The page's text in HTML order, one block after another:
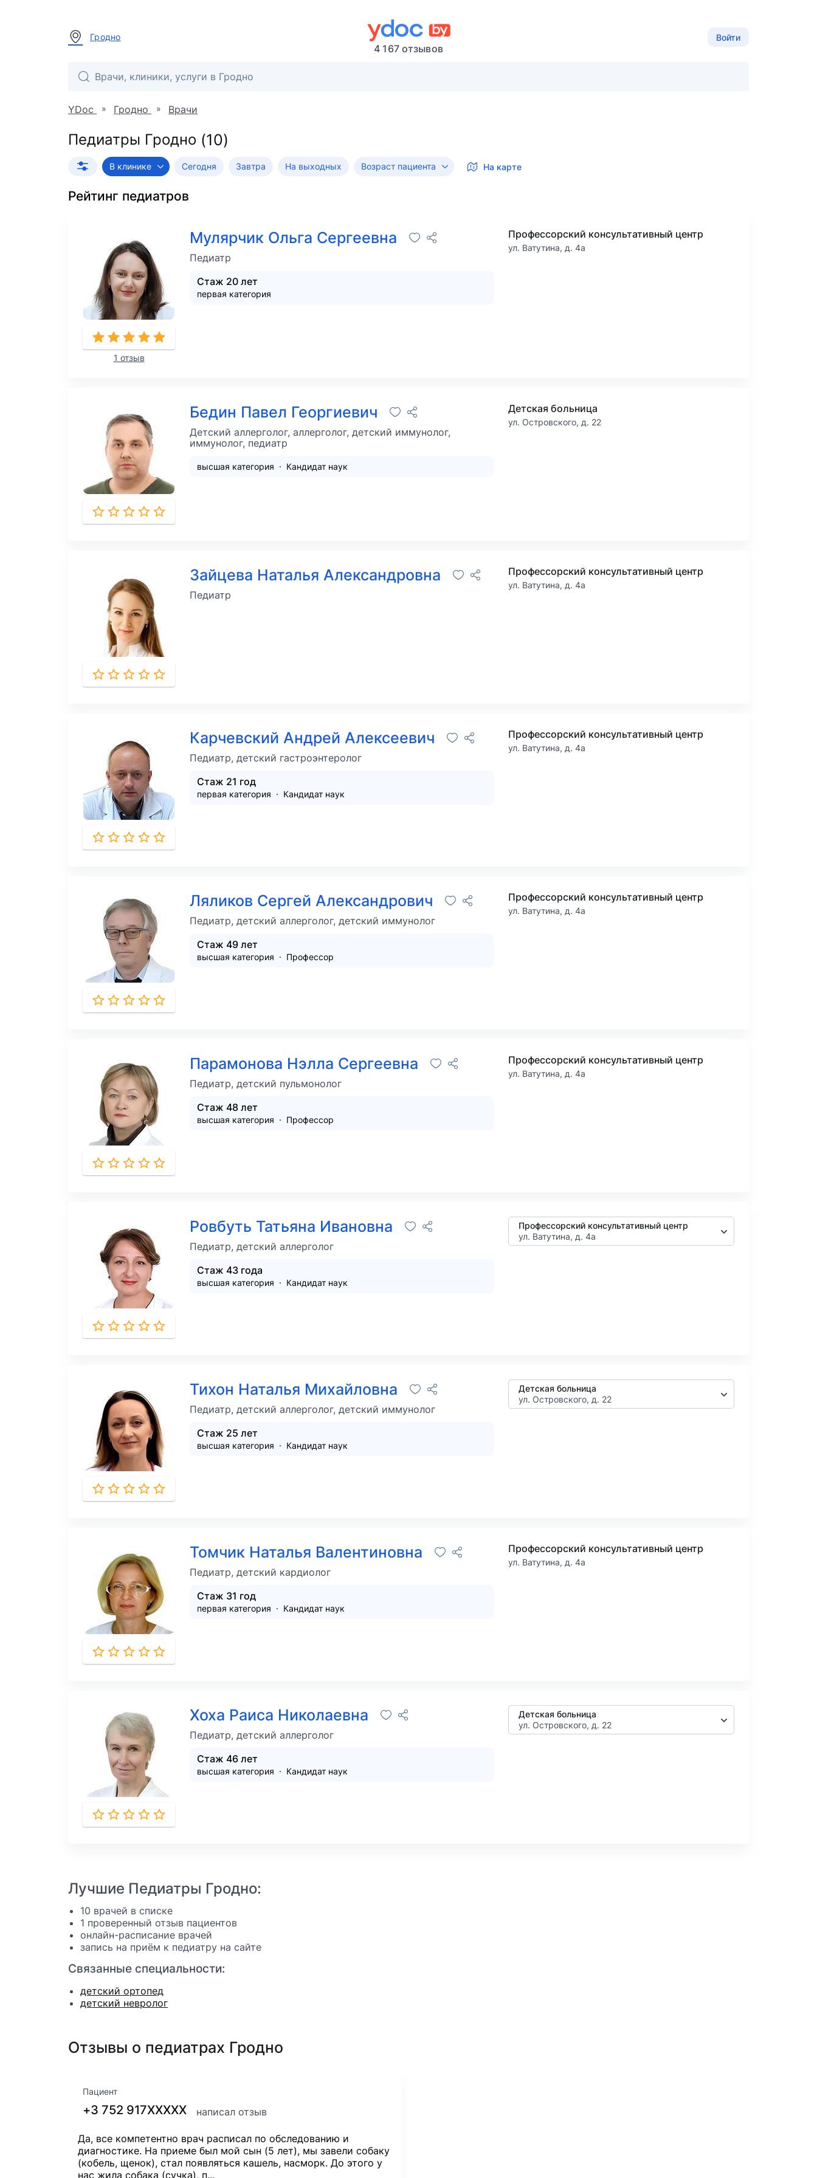
Гродно
4 167 отзывов
Войти
YDoc » Гродно » Врачи
Педиатры Гродно
В клинике Сегодня Завтра На выходных Возраст пациента На карте
Рейтинг педиатров
1 отзыв
Мулярчик Ольга Сергеевна
Педиатр
Стаж 20 лет
первая категория
Профессорский консультативный центр
ул. Ватутина, д. 4а
Бедин Павел Георгиевич
Детский аллерголог, аллерголог, детский иммунолог,
иммунолог, педиатр
высшая категория Кандидат наук
Детская больница
ул. Островского, д. 22
Зайцева Наталья Александровна
Педиатр
Профессорский консультативный центр
ул. Ватутина, д. 4а
Карчевский Андрей Алексеевич
Педиатр, детский гастроэнтеролог
Стаж 21 год
первая категория Кандидат наук
Профессорский консультативный центр
ул. Ватутина, д. 4а
Ляликов Сергей Александрович
Педиатр, детский аллерголог, детский иммунолог
Стаж 49 лет
высшая категория Профессор
Профессорский консультативный центр
ул. Ватутина, д. 4а
Парамонова Нэлла Сергеевна
Педиатр, детский пульмонолог
Стаж 48 лет
высшая категория Профессор
Профессорский консультативный центр
ул. Ватутина, д. 4а
Ровбуть Татьяна Ивановна
Педиатр, детский аллерголог
Стаж 43 года
высшая категория Кандидат наук
Профессорский консультативный центр
ул. Ватутина, д. 4а
Тихон Наталья Михайловна
Педиатр, детский аллерголог, детский иммунолог
Стаж 25 лет
высшая категория Кандидат наук
Детская больница
ул. Островского, д. 22
Томчик Наталья Валентиновна
Педиатр, детский кардиолог
Стаж 31 год
первая категория Кандидат наук
Профессорский консультативный центр
ул. Ватутина, д. 4а
Хоха Раиса Николаевна
Педиатр, детский аллерголог
Стаж 46 лет
высшая категория Кандидат наук
Детская больница
ул. Островского, д. 22
Лучшие Педиатры Гродно:
10 врачей в списке
1 проверенный отзыв пациентов
онлайн-расписание врачей
запись на приём к педиатру на сайте
Связанные специальности:
детский ортопед
детский невролог
Отзывы о педиатрах Гродно
Пациент
+3 752 917XXXXX написал отзыв
Да, все компетентно врач расписал по обследованию и
диагностике. На приеме был мой сын (5 лет), мы завели собаку
(кобель, щенок), стал появляться кашель, насморк. До этого у
нас жила собака (сучка), п...